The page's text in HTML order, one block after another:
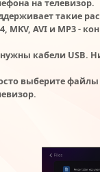
на телевизор.
такие
MKV, AVI и MP3 -
кабели USB.
выберите файлы